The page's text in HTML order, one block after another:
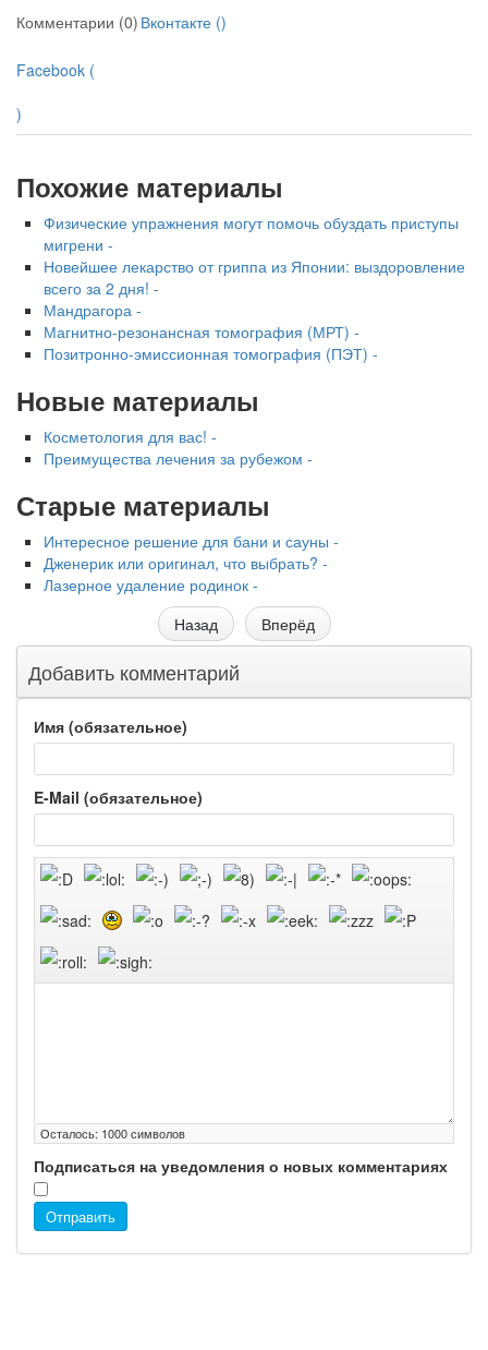
бесплатно, в течении всего срока лечения...
Комментарии (0) Вконтакте ()
Facebook (
)
Похожие материалы
Физические упражнения могут помочь обуздать приступы
мигрени -
Новейшее лекарство от гриппа из Японии: выздоровление
всего за 2 дня! -
Мандрагора -
Магнитно-резонансная томография (МРТ) -
Позитронно-эмиссионная томография (ПЭТ) -
Новые материалы
Косметология для вас! -
Преимущества лечения за рубежом -
Старые материалы
Интересное решение для бани и сауны -
Дженерик или оригинал, что выбрать? -
Лазерное удаление родинок -
Назад
Вперёд
Добавить комментарий
Имя (обязательное)
E-Mail (обязательное)
Осталось: 1000символов
Подписаться на уведомления о новых комментариях
Отправить